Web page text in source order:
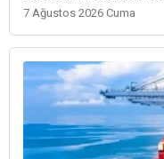
7 Ağustos 2026 Cuma